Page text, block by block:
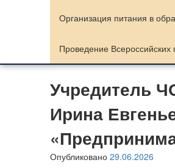
Организация питания в
Проведение
Учредитель
Ирина
Опубликовано 29.06.2026